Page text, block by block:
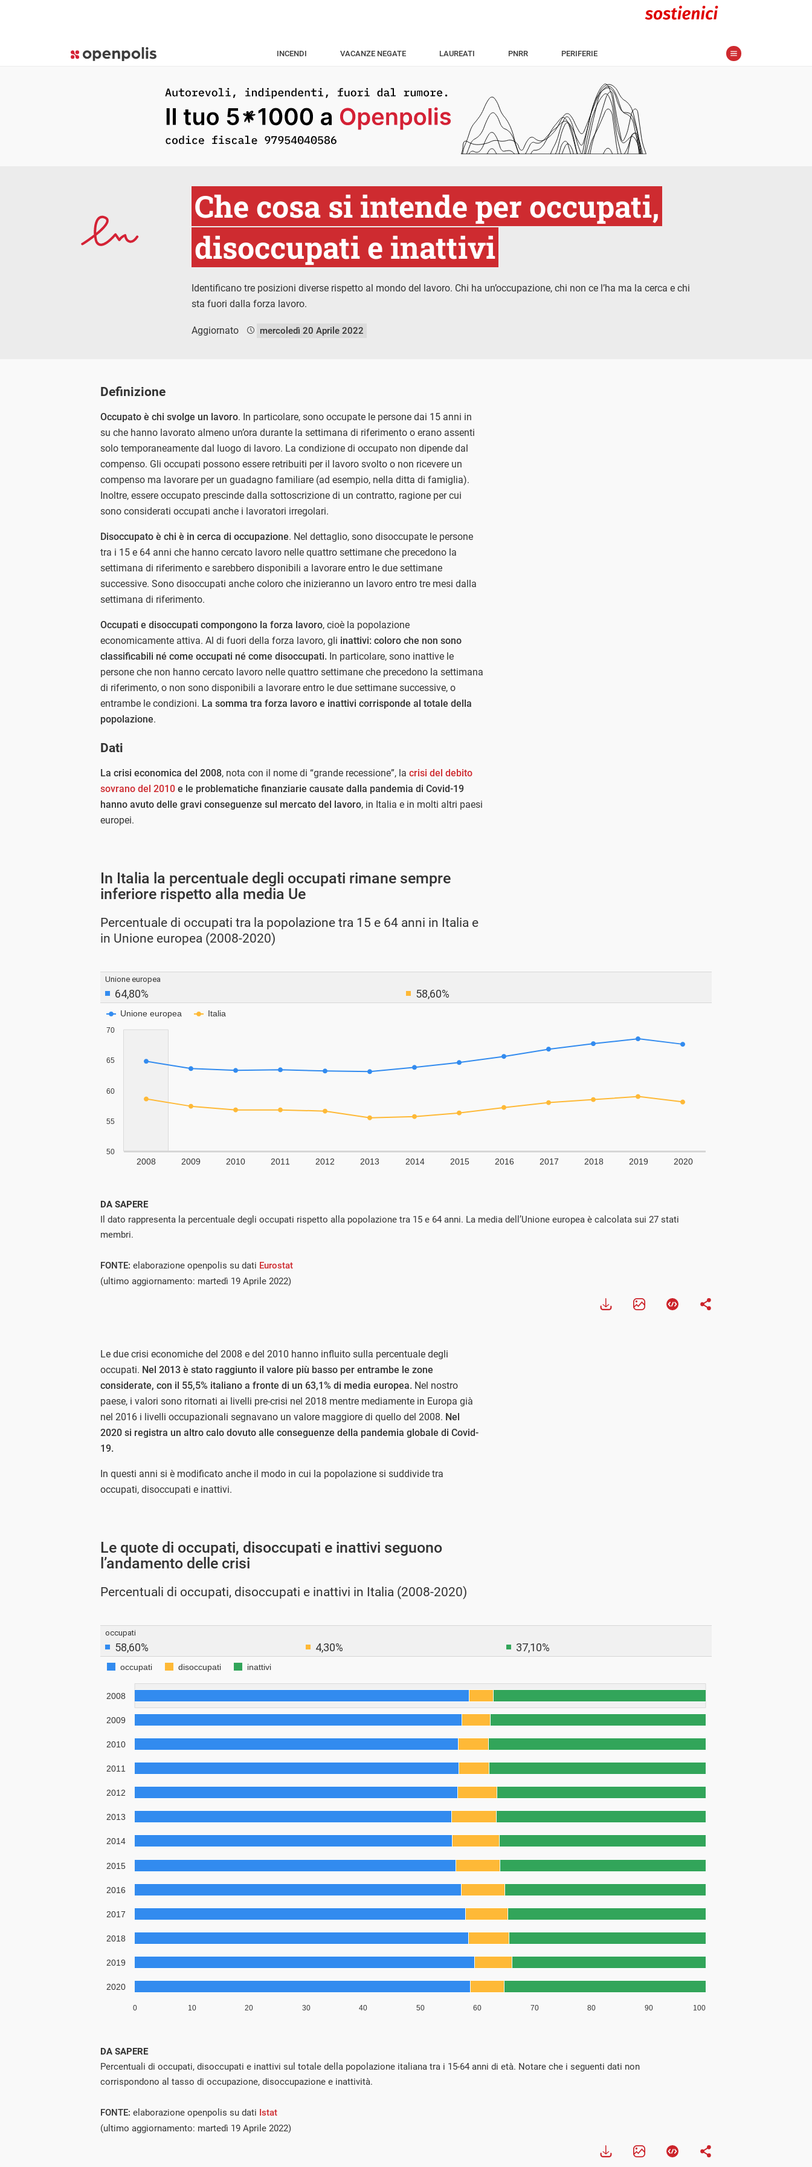
INCENDI VACANZE NEGATE LAUREATI PNRR PERIFERIE
Che cosa si intende per occupati,
disoccupati e inattivi
Identificano tre posizioni diverse rispetto al mondo del lavoro. Chi ha un’occupazione, chi non ce l’ha ma la cerca e chi
sta fuori dalla forza lavoro.
Aggiornato mercoledì 20 Aprile 2022
Definizione
Occupato è chi svolge un lavoro. In particolare, sono occupate le persone dai 15 anni in
su che hanno lavorato almeno un’ora durante la settimana di riferimento o erano assenti
solo temporaneamente dal luogo di lavoro. La condizione di occupato non dipende dal
compenso. Gli occupati possono essere retribuiti per il lavoro svolto o non ricevere un
compenso ma lavorare per un guadagno familiare (ad esempio, nella ditta di famiglia).
Inoltre, essere occupato prescinde dalla sottoscrizione di un contratto, ragione per cui
sono considerati occupati anche i lavoratori irregolari.
Disoccupato è chi è in cerca di occupazione. Nel dettaglio, sono disoccupate le persone
tra i 15 e 64 anni che hanno cercato lavoro nelle quattro settimane che precedono la
settimana di riferimento e sarebbero disponibili a lavorare entro le due settimane
successive. Sono disoccupati anche coloro che inizieranno un lavoro entro tre mesi dalla
settimana di riferimento.
Occupati e disoccupati compongono la forza lavoro, cioè la popolazione
economicamente attiva. Al di fuori della forza lavoro, gli inattivi: coloro che non sono
classificabili né come occupati né come disoccupati. In particolare, sono inattive le
persone che non hanno cercato lavoro nelle quattro settimane che precedono la settimana
di riferimento, o non sono disponibili a lavorare entro le due settimane successive, o
entrambe le condizioni. La somma tra forza lavoro e inattivi corrisponde al totale della
popolazione.
Dati
La crisi economica del 2008, nota con il nome di “grande recessione”, la crisi del debito
sovrano del 2010 e le problematiche finanziarie causate dalla pandemia di Covid-19
hanno avuto delle gravi conseguenze sul mercato del lavoro, in Italia e in molti altri paesi
europei.
In Italia la percentuale degli occupati rimane sempre
inferiore rispetto alla media Ue
Percentuale di occupati tra la popolazione tra 15 e 64 anni in Italia e
in Unione europea (2008-2020)
DA SAPERE
Il dato rappresenta la percentuale degli occupati rispetto alla popolazione tra 15 e 64 anni. La media dell’Unione europea è calcolata sui 27 stati
membri.
FONTE: elaborazione openpolis su dati Eurostat
(ultimo aggiornamento: martedì 19 Aprile 2022)
Le due crisi economiche del 2008 e del 2010 hanno influito sulla percentuale degli
occupati. Nel 2013 è stato raggiunto il valore più basso per entrambe le zone
considerate, con il 55,5% italiano a fronte di un 63,1% di media europea. Nel nostro
paese, i valori sono ritornati ai livelli pre-crisi nel 2018 mentre mediamente in Europa già
nel 2016 i livelli occupazionali segnavano un valore maggiore di quello del 2008. Nel
2020 si registra un altro calo dovuto alle conseguenze della pandemia globale di Covid-
19.
In questi anni si è modificato anche il modo in cui la popolazione si suddivide tra
occupati, disoccupati e inattivi.
Le quote di occupati, disoccupati e inattivi seguono
l’andamento delle crisi
Percentuali di occupati, disoccupati e inattivi in Italia (2008-2020)
DA SAPERE
Percentuali di occupati, disoccupati e inattivi sul totale della popolazione italiana tra i 15-64 anni di età. Notare che i seguenti dati non
corrispondono al tasso di occupazione, disoccupazione e inattività.
FONTE: elaborazione openpolis su dati Istat
(ultimo aggiornamento: martedì 19 Aprile 2022)